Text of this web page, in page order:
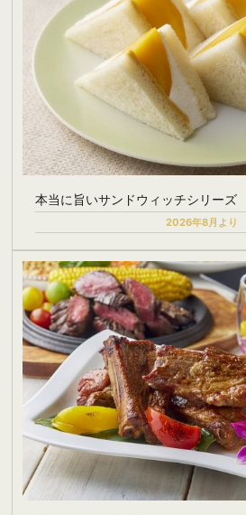
本当に旨いサンドウィッチシリーズ
2026年8月より